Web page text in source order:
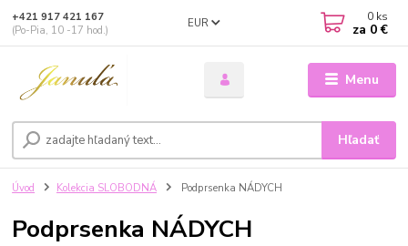
Menu
EUR
Hľadať
+421 917 421 167
(Po-Pia, 10 -17 hod.)
0 ks
za 0 €
Úvod Kolekcia SLOBODNÁ Podprsenka NÁDYCH
Podprsenka NÁDYCH